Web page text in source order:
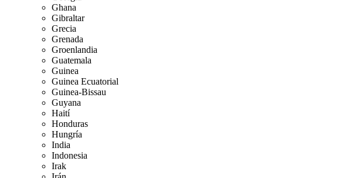
Ghana
Gibraltar
Grecia
Grenada
Groenlandia
Guatemala
Guinea
Guinea Ecuatorial
Guinea-Bissau
Guyana
Haití
Honduras
Hungría
India
Indonesia
Irak